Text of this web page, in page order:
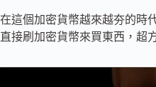
在這個加密貨幣越來越夯的時
直接刷加密貨幣來買東西，超